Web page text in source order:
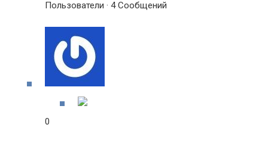
Пользователи · 4 Сообщений
0